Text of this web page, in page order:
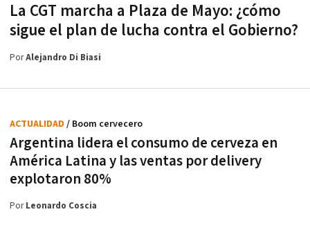
La CGT marcha a Plaza de Mayo: ¿cómo
sigue el plan de lucha contra el Gobierno?
PorAlejandro Di Biasi
Argentina lidera el consumo de cerveza en
América Latina y las ventas por delivery
explotaron 80%
ACTUALIDAD / Boom cervecero
PorLeonardo Coscia